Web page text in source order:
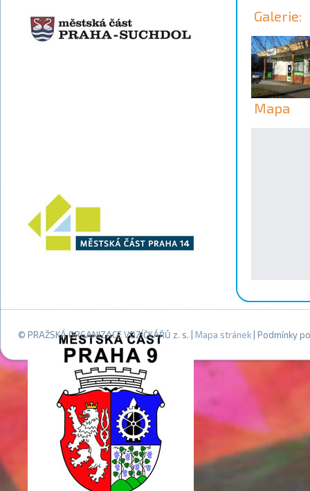
Galerie:
Mapa
© PRAŽSKÁ ORGANIZACE VOZÍČKÁŘŮ z. s. | Mapa stránek | Podmínky